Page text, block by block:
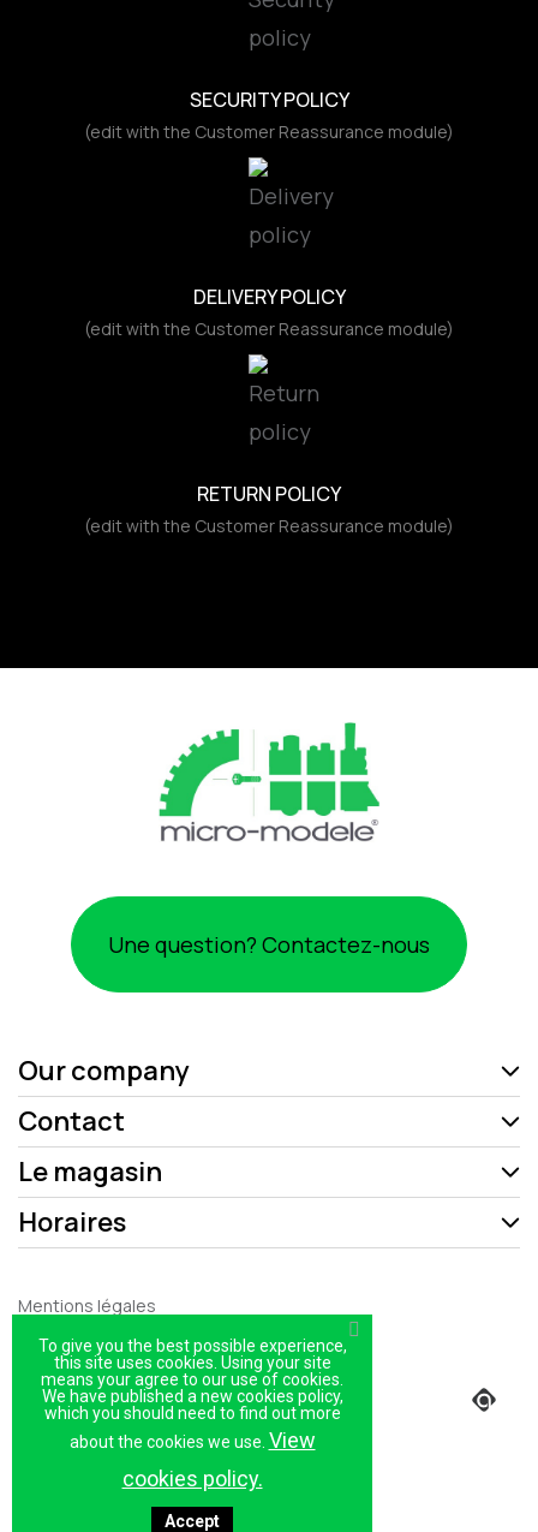
SECURITY POLICY
(edit with the Customer Reassurance module)
DELIVERY POLICY
(edit with the Customer Reassurance module)
RETURN POLICY
(edit with the Customer Reassurance module)
Une question? Contactez-nous
Our company
Contact
Le magasin
Horaires
Mentions légales
Politique de confidentialité
Plan du site
Magasin
To give you the best possible experience,
this site uses cookies. Using your site
means your agree to our use of cookies.
We have published a new cookies policy,
which you should need to find out more
about the cookies we use. View
cookies policy.
Accept